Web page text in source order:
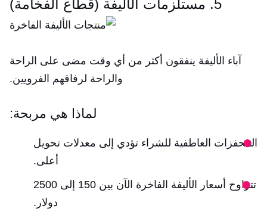
5. مستلزمات الأليفة (قطاع الفخامة)
آباء الأليفة ينفقون أكثر من أي وقت مضى على الراحة
والراحة لرفاقهم الفرويين.
لماذا هي مربحة:
المحفزات العاطفية للشراء تؤدي إلى معدلات تحويل
أعلى.
تتراوح أسعار الأليفة الفاخرة الآن بين 150 إلى 2500
دولار.